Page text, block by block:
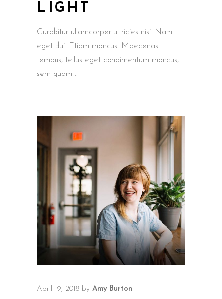
LIGHT
Curabitur ullamcorper ultricies nisi. Nam
eget dui. Etiam rhoncus. Maecenas
tempus, tellus eget condimentum rhoncus,
sem quam
April 19, 2018 by Amy Burton